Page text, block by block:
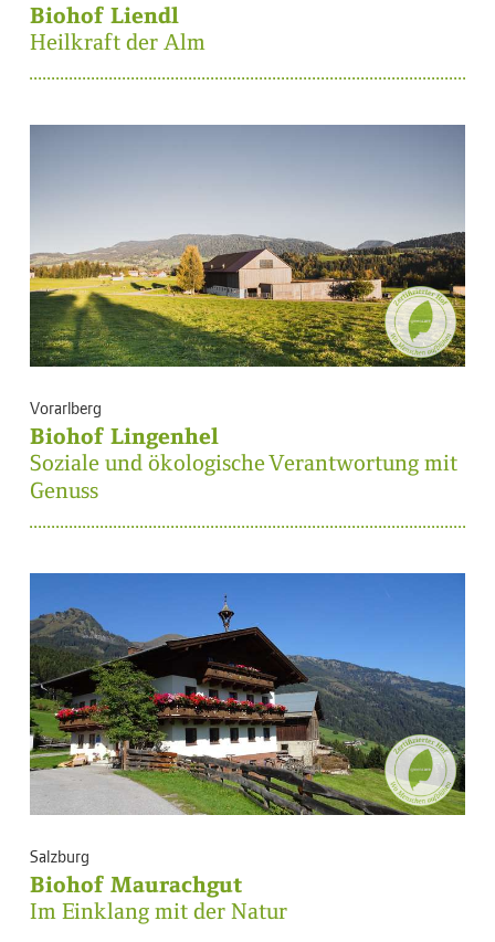
Biohof Liendl
Heilkraft der Alm
Vorarlberg
Biohof Lingenhel
Soziale und ökologische Verantwortung mit
Genuss
Salzburg
Biohof Maurachgut
Im Einklang mit der Natur